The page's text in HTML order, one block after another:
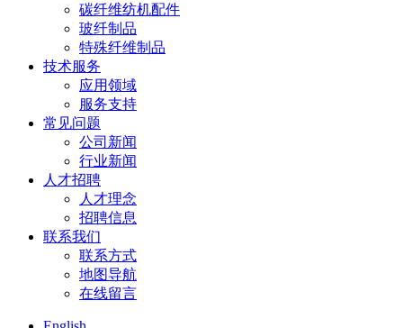
碳纤维纺机配件
玻纤制品
特殊纤维制品
技术服务
应用领域
服务支持
常见问题
公司新闻
行业新闻
人才招聘
人才理念
招聘信息
联系我们
联系方式
地图导航
在线留言